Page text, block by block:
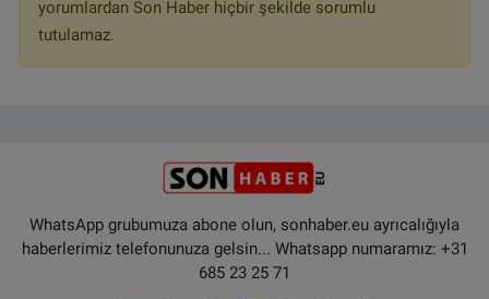
yorumlardan Son Haber hiçbir şekilde sorumlu
tutulamaz.
WhatsApp grubumuza abone olun, sonhaber.eu ayrıcalığıyla
haberlerimiz telefonunuza gelsin... Whatsapp numaramız: +31
685 23 25 71